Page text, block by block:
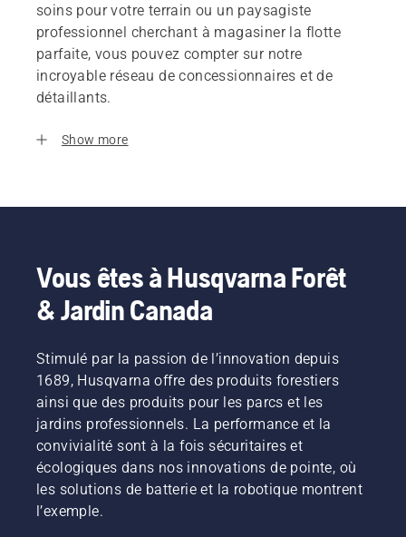
soins pour votre terrain ou un paysagiste
professionnel cherchant à magasiner la flotte
parfaite, vous pouvez compter sur notre
incroyable réseau de concessionnaires et de
détaillants.
Show more
Vous êtes à Husqvarna Forêt
& Jardin Canada
Stimulé par la passion de l’innovation depuis
1689, Husqvarna offre des produits forestiers
ainsi que des produits pour les parcs et les
jardins professionnels. La performance et la
convivialité sont à la fois sécuritaires et
écologiques dans nos innovations de pointe, où
les solutions de batterie et la robotique montrent
l’exemple.